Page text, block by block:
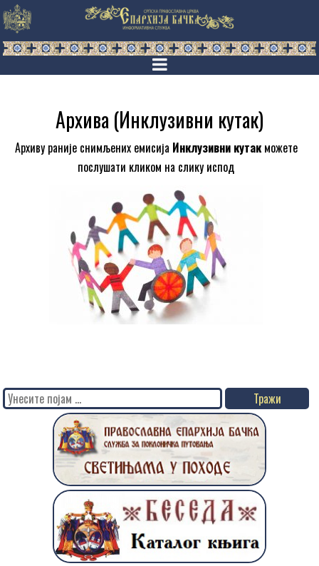
Архива (Инклузивни кутак)
Архиву раније снимљених емисија Инклузивни кутакможете
послушати кликом на слику испод
Search
for: